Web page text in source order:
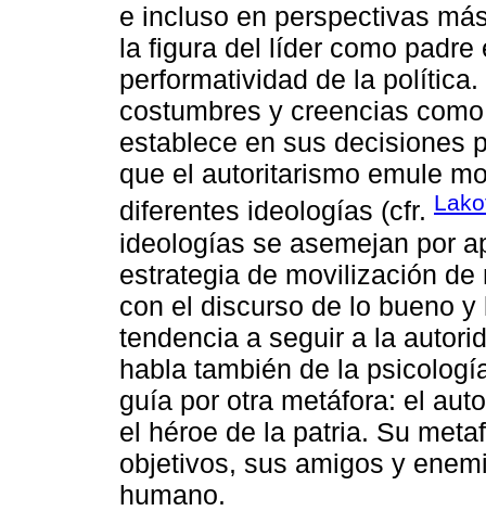
e incluso en perspectivas
la figura del líder como
performatividad de la
costumbres y creencias
establece en sus decisiones
que el autoritarismo emule
diferentes ideologías (cfr.
ideologías se asemejan por
estrategia de movilización
con el discurso de lo bueno
tendencia a seguir a la
habla también de la
guía por otra metáfora: el
el héroe de la patria. Su
objetivos, sus amigos y
humano.